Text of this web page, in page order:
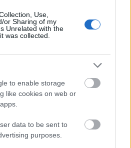
Use,
or Sharing of my
Unrelated with the
was collected.
to enable storage
like cookies on web or
data to be sent to
purposes.
στα φυτά – Το λάθος με το